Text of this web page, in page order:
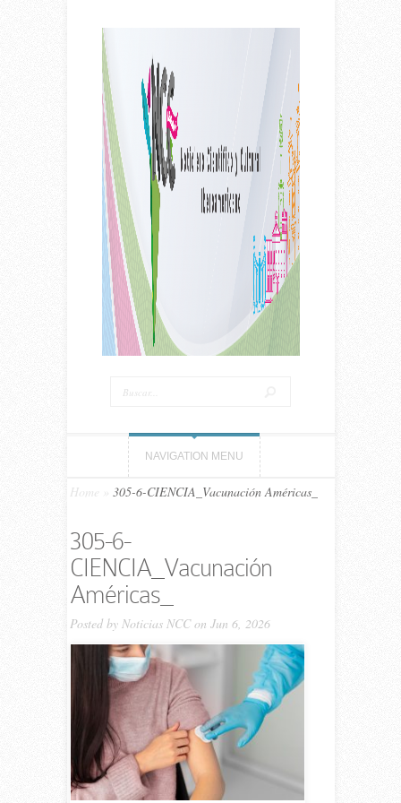
NAVIGATION MENU
Home 305-6-CIENCIA_Vacunación Américas_
305-6-
CIENCIA_Vacunación
Américas_
Posted by Noticias NCCon Jun 6, 2026